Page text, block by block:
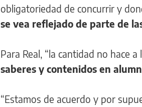
obligatoriedad de concurrir y
se vea reflejado de parte de
Para Real, “la cantidad no hace
saberes y contenidos en
“Estamos de acuerdo y por